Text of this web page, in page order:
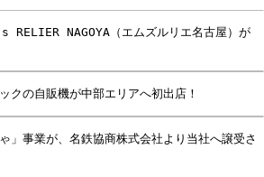
RELIER NAGOYA（エムズルリエ名古屋）が
クの自販機が中部エリアへ初出店！
ゃ」事業が、名鉄協商株式会社より当社へ譲受さ